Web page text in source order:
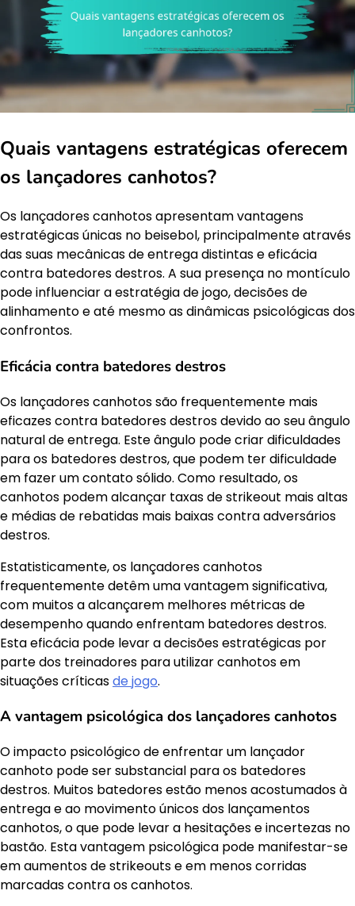
Quais vantagens estratégicas oferecem
os lançadores canhotos?
Os lançadores canhotos apresentam vantagens
estratégicas únicas no beisebol, principalmente através
das suas mecânicas de entrega distintas e eficácia
contra batedores destros. A sua presença no montículo
pode influenciar a estratégia de jogo, decisões de
alinhamento e até mesmo as dinâmicas psicológicas dos
confrontos.
Eficácia contra batedores destros
Os lançadores canhotos são frequentemente mais
eficazes contra batedores destros devido ao seu ângulo
natural de entrega. Este ângulo pode criar dificuldades
para os batedores destros, que podem ter dificuldade
em fazer um contato sólido. Como resultado, os
canhotos podem alcançar taxas de strikeout mais altas
e médias de rebatidas mais baixas contra adversários
destros.
Estatisticamente, os lançadores canhotos
frequentemente detêm uma vantagem significativa,
com muitos a alcançarem melhores métricas de
desempenho quando enfrentam batedores destros.
Esta eficácia pode levar a decisões estratégicas por
parte dos treinadores para utilizar canhotos em
situações críticasde jogo.
A vantagem psicológica dos lançadores canhotos
O impacto psicológico de enfrentar um lançador
canhoto pode ser substancial para os batedores
destros. Muitos batedores estão menos acostumados à
entrega e ao movimento únicos dos lançamentos
canhotos, o que pode levar a hesitações e incertezas no
bastão. Esta vantagem psicológica pode manifestar-se
em aumentos de strikeouts e em menos corridas
marcadas contra os canhotos.